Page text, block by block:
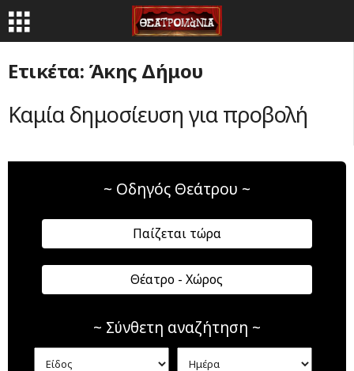
Ετικέτα: Άκης Δήμου
Καμία δημοσίευση για προβολή
~ Οδηγός Θεάτρου ~
Παίζεται τώρα
Θέατρο - Χώρος
~ Σύνθετη αναζήτηση ~